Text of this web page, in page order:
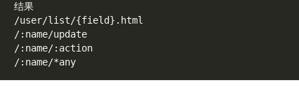
果
/user/list/{field}.html
:name/update
/:name/:action
:name/*any